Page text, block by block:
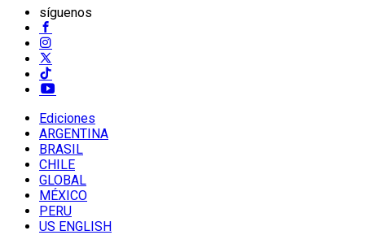
síguenos
Ediciones
ARGENTINA
BRASIL
CHILE
GLOBAL
MÉXICO
PERU
US ENGLISH